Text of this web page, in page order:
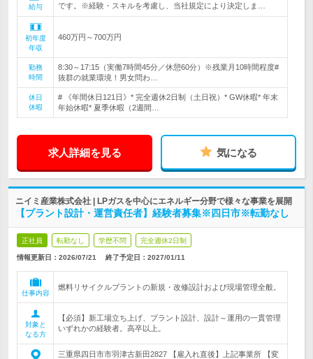
給与
です。※経験・スキルを考慮し、当社規定により決定しま…
初年度
年収
460万円～700万円
勤務
時間
8:30～17:15（実働7時間45分／休憩60分）※残業月10時間程度#
抜群の就業環境！男女問わ…
休日
休暇
# 《年間休日121日》* 完全週休2日制（土日祝）* GW休暇* 年末
年始休暇* 夏季休暇（2週間…
求人詳細を見る 気になる
ニイミ産業株式会社 | LPガスを中心にエネルギー分野で様々な事業を展開
【プラント設計・運営責任者】経験者募集※四日市※転勤なし
正社員 転勤なし 学歴不問 完全週休2日制
情報更新日：2026/07/21 終了予定日： 2027/01/11
仕事内容
燃料リサイクルプラントの新規・改修設計および現場管理全般。
対象と
なる方
【必須】新工場立ち上げ、プラント設計、設計～運用の一貫管理
いずれかの経験者。高卒以上。
三重県四日市市羽津古新田2827 【雇入れ直後】上記事業所 【変